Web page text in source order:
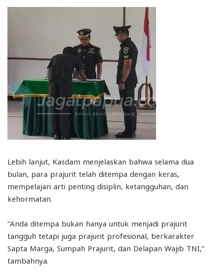
Lebih lanjut, Kasdam menjelaskan bahwa selama dua
bulan, para prajurit telah ditempa dengan keras,
mempelajari arti penting disiplin, ketangguhan, dan
kehormatan.
“Anda ditempa bukan hanya untuk menjadi prajurit
tangguh tetapi juga prajurit profesional, berkarakter
Sapta Marga, Sumpah Prajurit, dan Delapan Wajib TNI,”
tambahnya.